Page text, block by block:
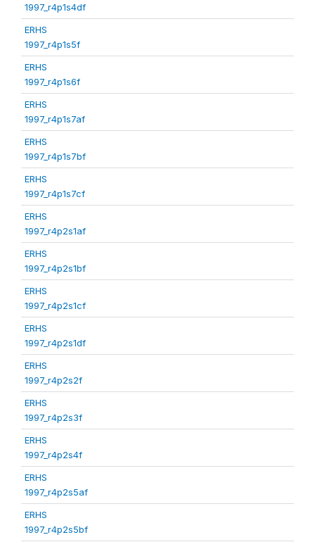
1997_r4p1s4df
ERHS
1997_r4p1s5f
ERHS
1997_r4p1s6f
ERHS
1997_r4p1s7af
ERHS
1997_r4p1s7bf
ERHS
1997_r4p1s7cf
ERHS
1997_r4p2s1af
ERHS
1997_r4p2s1bf
ERHS
1997_r4p2s1cf
ERHS
1997_r4p2s1df
ERHS
1997_r4p2s2f
ERHS
1997_r4p2s3f
ERHS
1997_r4p2s4f
ERHS
1997_r4p2s5af
ERHS
1997_r4p2s5bf